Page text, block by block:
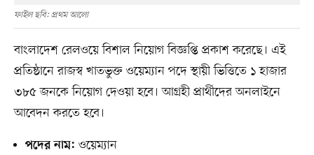
ফাইল ছবি: প্রথম আলো
বাংলাদেশ রেলওয়ে বিশাল নিয়োগ বিজ্ঞপ্তি প্রকাশ করেছে। এই
প্রতিষ্ঠানে রাজস্ব খাতভুক্ত ওয়েম্যান পদে স্থায়ী ভিত্তিতে ১ হাজার
৩৮৫ জনকে নিয়োগ দেওয়া হবে। আগ্রহী প্রার্থীদের অনলাইনে
আবেদন করতে হবে।
পদের নাম: ওয়েম্যান